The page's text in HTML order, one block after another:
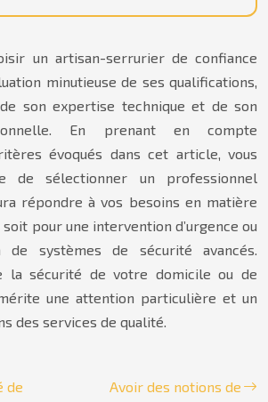
un artisan-serrurier de confiance
minutieuse de ses qualifications,
son expertise technique et de son
En prenant en compte
évoqués dans cet article, vous
de sélectionner un professionnel
répondre à vos besoins en matière
pour une intervention d’urgence ou
de systèmes de sécurité avancés.
la sécurité de votre domicile ou de
une attention particulière et un
des services de qualité.
de
Avoir des notions de